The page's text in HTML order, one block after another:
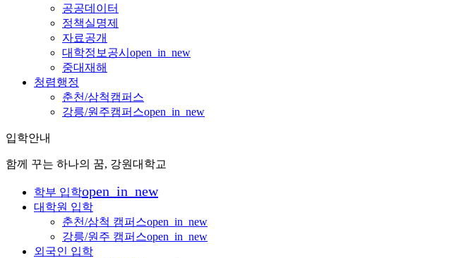
공공데이터
정책실명제
자료공개
대학정보공시 open_in_new
중대재해
청렴행정
춘천/삼척캠퍼스
강릉/원주캠퍼스open_in_new
입학안내
함께 꾸는 하나의 꿈, 강원대학교
학부 입학open_in_new
대학원 입학
춘천/삼척 캠퍼스open_in_new
강릉/원주 캠퍼스open_in_new
외국인 입학